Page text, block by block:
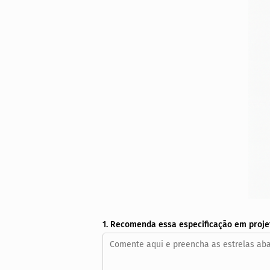
1. Recomenda essa especificação em